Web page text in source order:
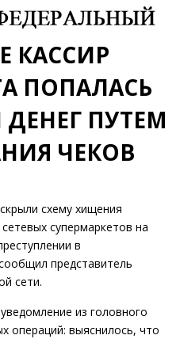
КАССИР
ПОПАЛАСЬ
ПУТЕМ
ЧЕКОВ
схему хищения
супермаркетов на
в
представитель
сети.
из головного
операций: выяснилось, что